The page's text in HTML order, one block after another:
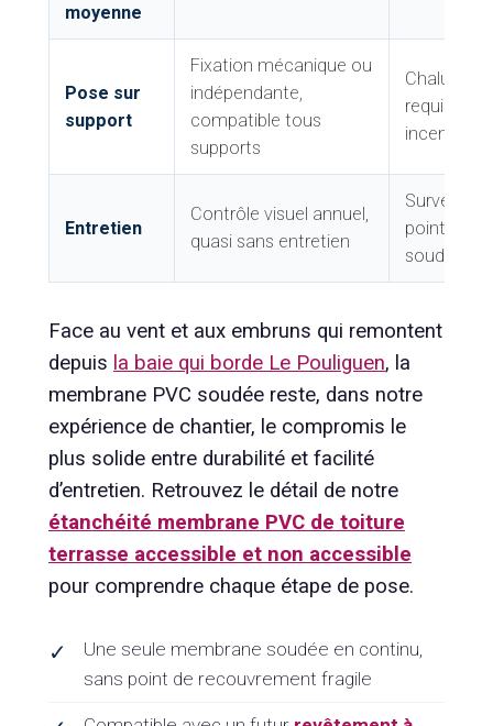
moyenne
Pose sur
support
Fixation mécanique ou
indépendante,
compatible tous
supports
requis,
incendie
Entretien
Contrôle visuel annuel,
quasi sans entretien
points de
soudure
Face au vent et aux embruns qui remontent
depuis la baie qui borde Le Pouliguen, la
membrane PVC soudée reste, dans notre
expérience de chantier, le compromis le
plus solide entre durabilité et facilité
d’entretien. Retrouvez le détail de notre
étanchéité membrane PVC de toiture
terrasse accessible et non accessible
pour comprendre chaque étape de pose.
✓
Une seule membrane soudée en continu,
sans point de recouvrement fragile